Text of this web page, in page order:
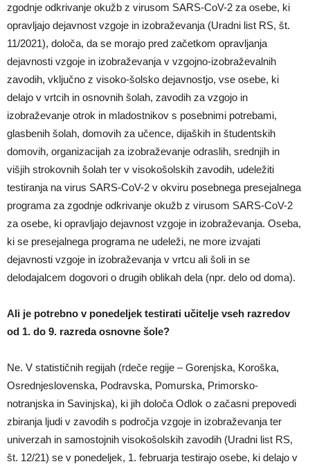
zgodnje odkrivanje okužb z virusom SARS-CoV-2 za osebe, ki
opravljajo dejavnost vzgoje in izobraževanja (Uradni list RS, št.
11/2021), določa, da se morajo pred začetkom opravljanja
dejavnosti vzgoje in izobraževanja v vzgojno-izobraževalnih
zavodih, vključno z visoko-šolsko dejavnostjo, vse osebe, ki
delajo v vrtcih in osnovnih šolah, zavodih za vzgojo in
izobraževanje otrok in mladostnikov s posebnimi potrebami,
glasbenih šolah, domovih za učence, dijaških in študentskih
domovih, organizacijah za izobraževanje odraslih, srednjih in
višjih strokovnih šolah ter v visokošolskih zavodih, udeležiti
testiranja na virus SARS-CoV-2 v okviru posebnega presejalnega
programa za zgodnje odkrivanje okužb z virusom SARS-CoV-2
za osebe, ki opravljajo dejavnost vzgoje in izobraževanja. Oseba,
ki se presejalnega programa ne udeleži, ne more izvajati
dejavnosti vzgoje in izobraževanja v vrtcu ali šoli in se
delodajalcem dogovori o drugih oblikah dela (npr. delo od doma).
Ali je potrebno v ponedeljek testirati učitelje vseh razredov
od 1. do 9. razreda osnovne šole?
Ne. V statističnih regijah (rdeče regije – Gorenjska, Koroška,
Osrednjeslovenska, Podravska, Pomurska, Primorsko-
notranjska in Savinjska), ki jih določa Odlok o začasni prepovedi
zbiranja ljudi v zavodih s področja vzgoje in izobraževanja ter
univerzah in samostojnih visokošolskih zavodih (Uradni list RS,
št. 12/21) se v ponedeljek, 1. februarja testirajo osebe, ki delajo v